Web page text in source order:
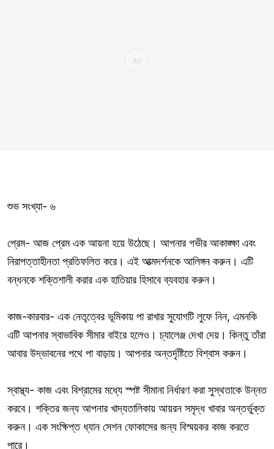
শুভ সংখ্যা- ৬
প্রেম- আজ প্রেম এক আয়না হয়ে উঠেছে। আপনার গভীর আকাঙ্ক্ষা এবং
নিরাপত্তাহীনতা প্রতিফলিত করে। এই আত্মদর্শনকে আলিঙ্গন করুন। এটি
বন্ধনকে শক্তিশালী করার এক হাতিয়ার হিসাবে ব্যবহার করুন।
কাজ-কারবার- এক নেতৃত্বের ভূমিকায় পা রাখার সুযোগটি লুফে নিন, এমনকি
এটি আপনার স্বাভাবিক সীমার বাইরে হলেও। চ্যালেঞ্জ দেখা দেয়। কিন্তু তাঁরা
আবার উদ্ভাবনের পথে পা বাড়ায়। আপনার অন্তর্দৃষ্টিতে বিশ্বাস করুন।
স্বাস্থ্য- কাজ এবং বিশ্রামের মধ্যে স্পষ্ট সীমানা নির্ধারণ করা সুস্থতাকে উন্নত
করবে। শক্তির জন্য আপনার খাদ্যতালিকায় আয়রন সমৃদ্ধ খাবার অন্তর্ভুক্ত
করুন। এক সংক্ষিপ্ত ধ্যান সেশন ফোকাসের জন্য বিস্ময়কর কাজ করতে
পারে।